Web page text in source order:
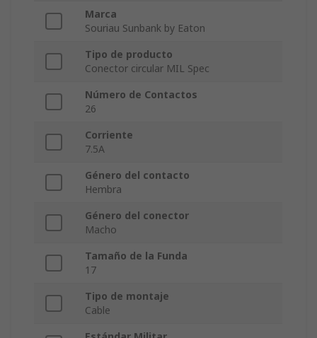
Marca
Souriau Sunbank by Eaton
Tipo de producto
Conector circular MIL Spec
Número de Contactos
26
Corriente
7.5A
Género del contacto
Hembra
Género del conector
Macho
Tamaño de la Funda
17
Tipo de montaje
Cable